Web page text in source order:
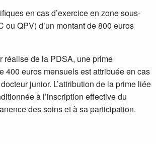
en cas d’exercice en zone sous-
ou QPV) d’un montant de 800 euros
réalise de la PDSA, une prime
400 euros mensuels est attribuée en cas
junior. L’attribution de la prime liée
à l’inscription effective du
des soins et à sa participation.